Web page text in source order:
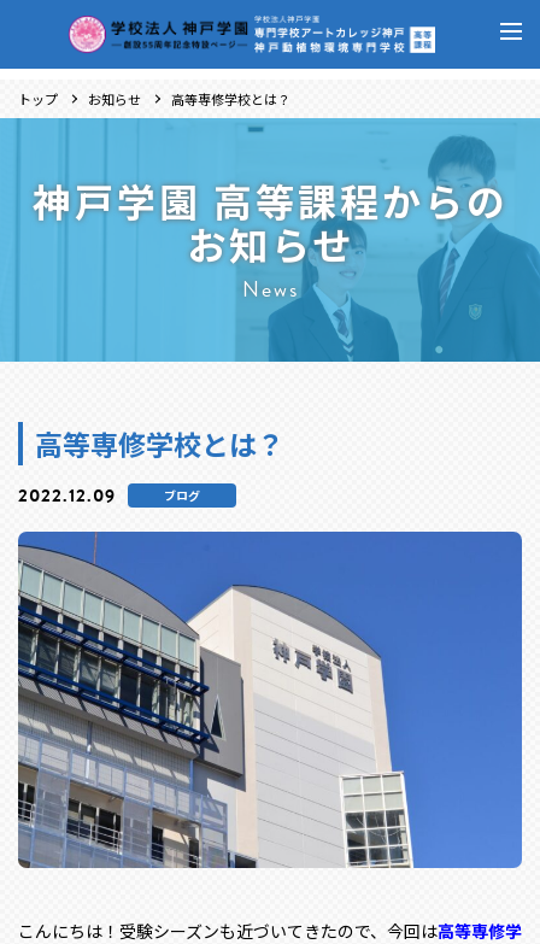
トップ お知らせ 高等専修学校とは？
神戸学園 高等課程からの
お知らせ
News
高等専修学校とは？
2022.12.09 ブログ
こんにちは！受験シーズンも近づいてきたので、今回は高等専修学